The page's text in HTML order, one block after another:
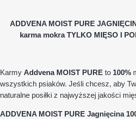
ADDVENA MOIST PURE
karma mokra TYLKO MIĘSO I
Karmy Addvena MOIST PURE to 100%
wszystkich psiaków. Jeśli chcesz, aby
naturalne posiłki z najwyższej jakości
ADDVENA MOIST PURE Jagnięcina